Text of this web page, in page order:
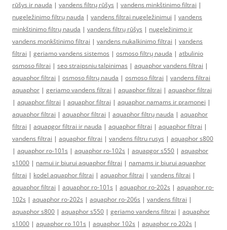
rūšys ir nauda | vandens filtrų rūšys | vandens minkštinimo filtrai |
nugeležinimo filtrų nauda | vandens filtrai nugeležinimui | vandens
minkštinimo filtrų nauda | vandens filtrų rūšys | nugeležinimo ir
vandens monkštinimo filtrai | vandens nukalkinimo filtrai | vandens
filtrai | geriamo vandens sistemos | osmoso filtrų nauda | atbulinio
osmoso filtrai | seo straipsniu talpinimas | aquaphor vandens filtrai |
aquaphor filtrai | osmoso filtrų nauda | osmoso filtrai | vandens filtrai
aquaphor | geriamo vandens filtrai | aquaphor filtrai | aquaphor filtrai
| aquaphor filtrai | aquaphor filtrai | aquaphor namams ir pramonei |
aquaphor filtrai | aquaphor filtrai | aquaphor filtrų nauda | aquaphor
filtrai | aquapgor filtrai ir nauda | aquaphor filtrai | aquaphor filtrai |
vandens filtrai | aquaphor filtrai | vandens filtru rusys | aquaphor s800
| aquaphor ro-101s | aquaphor ro-102s | aquapgor s550 | aquaphor
s1000 | namui ir biurui aquaphor filtrai | namams ir biurui aquaphor
filtrai | kodel aquaphor filtrai | aquaphor filtrai | vandens filtrai |
aquaphor filtrai | aquaphor ro-101s | aquaphor ro-202s | aquaphor ro-
102s | aquaphor ro-202s | aquaphor ro-206s | vandens filtrai |
aquaphor s800 | aquaphor s550 | geriamo vandens filtrai | aquaphor
s1000 | aquaphor ro 101s | aquaphor 102s | aquaphor ro 202s |